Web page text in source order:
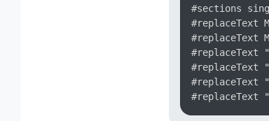
#sections
#replaceText
#replaceText
#replaceText
#replaceText
#replaceText